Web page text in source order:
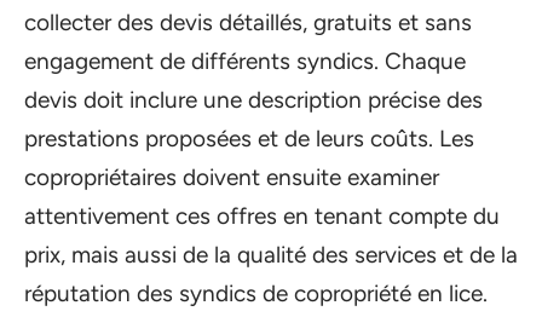
collecter des devis détaillés, gratuits et sans
engagement de différents syndics. Chaque
devis doit inclure une description précise des
prestations proposées et de leurs coûts. Les
copropriétaires doivent ensuite examiner
attentivement ces offres en tenant compte du
prix, mais aussi de la qualité des services et de la
réputation des syndics de copropriété en lice.